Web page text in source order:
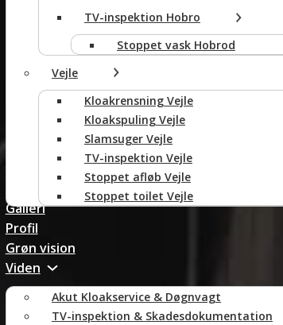
TV-inspektion Hobro
Stoppet vask Hobrod
Vejle
Kloakrensning Vejle
Kloakspuling Vejle
Slamsuger Vejle
TV-inspektion Vejle
Stoppet afløb Vejle
Stoppet toilet Vejle
Galleri
Profil
Grøn vision
Viden
Akut Kloakservice & Døgnvagt
TV-inspektion & Skadesdokumentation